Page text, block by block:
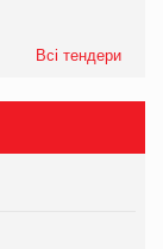
Всі тендери